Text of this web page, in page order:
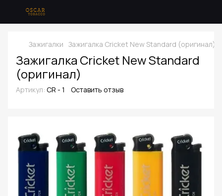
Зажигалки Зажигалка Cricket New Standard (оригинал)
Зажигалка Cricket New Standard
(оригинал)
Артикул: CR - 1 Оставить отзыв